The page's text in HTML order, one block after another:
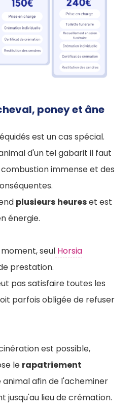
poney et âne
est un cas spécial.
d'un tel gabarit il faut
immense et des
plusieurs heureset est
énergie.
seul Horsia
prestation.
pas satisfaire toutes les
parfois obligée de refuser
est possible,
le rapatriement
animal afin de l'acheminer
jusqu'au lieu de crémation.